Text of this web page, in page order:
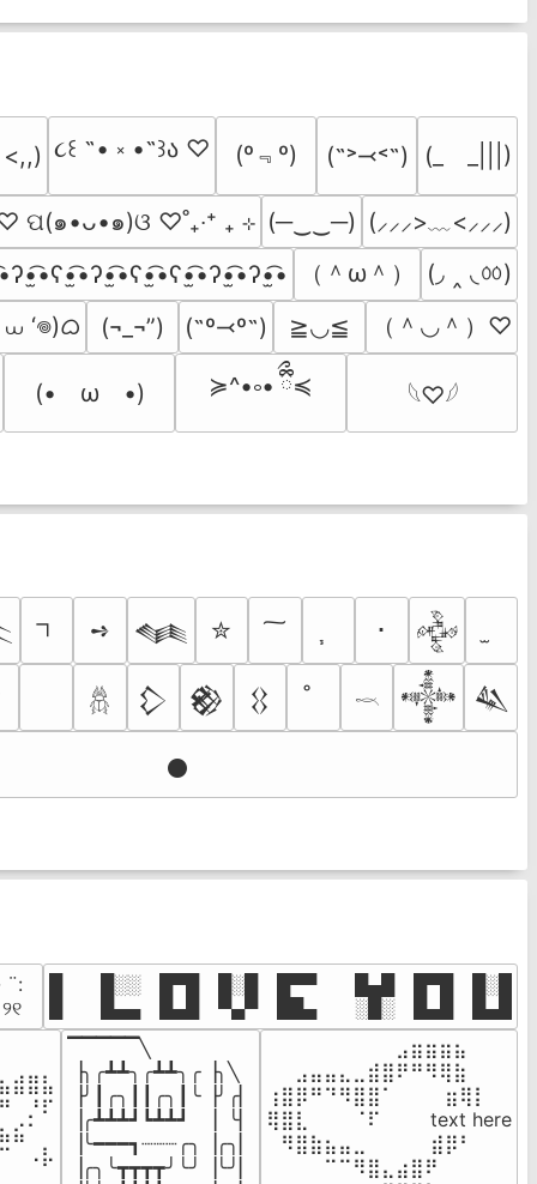
૮꒰ ˶• ༝ •˶꒱ა ♡ (º﹃º) (˶˃⤙˂˶) (_　_|||)
♡ ପ(๑•ᴗ•๑)ଓ ♡˚₊‧⁺ ₊ ⊹ (─‿‿─) (⸝⸝⸝>﹏<⸝⸝⸝)
（＾ω＾）
(◞ ‸ ◟ㆀ)
⩊ ‘𖦹)ᜊ (¬_¬”) (˶º⤙º˶) ≧◡≦ （＾◡＾）♡
(•　ω　•) ≽^•༚• ྀིྀ≼ 𓆩♡𓆪
➺ 𒈝 ✮ ･ 𒅒
𓆣 𒁷 𒆙 𒌐 𓎖 𒀱 𒈑
𒊹
¨:⠀
█  █░░ █▀█ █░█ █▀▀  █▄█ █▀█ █░█
█  █▄▄ █▄█ ▀▄▀ ██▄  ░█░ █▄█ █▄█
▔▔▔▔▔╲
▕╮╭┻┻╮╭┻┻╮╭▕╮╲
▕╯┃╭╮┃┃╭╮┃╰▕╯╭▏
▕╭┻┻┻┛┗┻┻┛  ▕  ╰▏
▕╰━━━┓┈┈┈╭╮▕╭╮▏
▕╭╮╰┳┳┳┳╯╰╯▕╰╯▏
⠀⠀⠀⠀⠀⠀⠀⠀⠀⣠⣶⣶⣶⣦⠀⠀
⠀⠀⣠⣤⣤⣄⣀⣾⣿⠟⠛⠻⢿⣷⠀
⢰⣿⡿⠛⠙⠻⣿⣿⠁⠀⠀ ⠀⣶⢿⡇
⢿⣿⣇⠀⠀⠀⠈⠏⠀⠀⠀ text here
⠀⠻⣿⣷⣦⣤⣀⠀⠀⠀ ⠀⣾⡿⠃⠀
⠀⠀⠀⠀⠉⠉⠻⣿⣄⣴⣿⠟⠀⠀⠀